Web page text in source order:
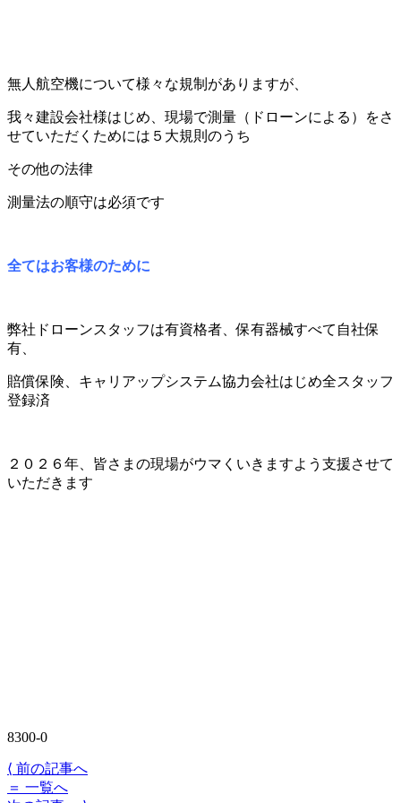
無人航空機について様々な規制がありますが、
我々建設会社様はじめ、現場で測量（ドローンによる）をさ
せていただくためには５大規則のうち
その他の法律
測量法の順守は必須です
全てはお客様のために
弊社ドローンスタッフは有資格者、保有器械すべて自社保
有、
賠償保険、キャリアップシステム協力会社はじめ全スタッフ
登録済
２０２６年、皆さまの現場がウマくいきますよう支援させて
いただきます
8300-0
⟨ 前の記事へ
＝ 一覧へ